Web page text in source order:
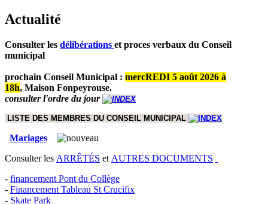
Actualité
Consulter les délibérations et proces verbaux du Conseil
municipal
prochain Conseil Municipal : mercREDI 5 août 2026 à
18h, Maison Fonpeyrouse.
consulter l'ordre du jour
LISTE DES MEMBRES DU CONSEIL MUNICIPAL
Mariages
Consulter les ARRÊTÉS et AUTRES DOCUMENTS
- financement Pont du Collège
- Financement Tableau St Crucifix
- Skate Park